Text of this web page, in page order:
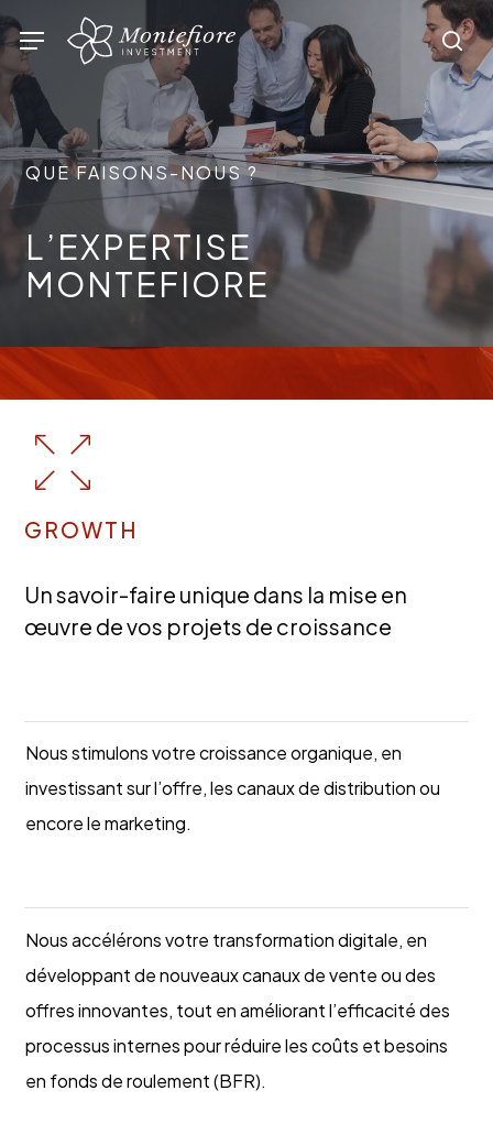
Skip
to
main
content
Menu
QUE FAISONS-NOUS ?
L’EXPERTISE
MONTEFIORE
GROWTH
Un savoir-faire unique dans la mise en
œuvre de vos projets de croissance
Nous stimulons votre croissance organique, en
investissant sur l’offre, les canaux de distribution ou
encore le marketing.
Nous accélérons votre transformation digitale, en
développant de nouveaux canaux de vente ou des
offres innovantes, tout en améliorant l’efficacité des
processus internes pour réduire les coûts et besoins
en fonds de roulement (BFR).